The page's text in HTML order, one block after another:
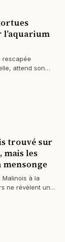
l’aquarium
rescapée
attend son
trouvé sur
mais les
Malinois à la
ne révèlent un